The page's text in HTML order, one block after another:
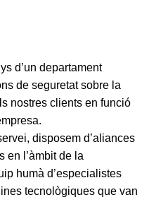
d’un departament
de seguretat sobre la
nostres clients en funció
disposem d’aliances
en l’àmbit de la
humà d’especialistes
tecnològiques que van